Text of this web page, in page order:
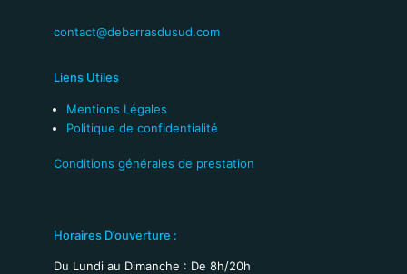
contact@debarrasdusud.com
Liens Utiles
Mentions Légales
Politique de confidentialité
Conditions générales de prestation
Horaires D’ouverture :
Du Lundi au Dimanche : De 8h/20h